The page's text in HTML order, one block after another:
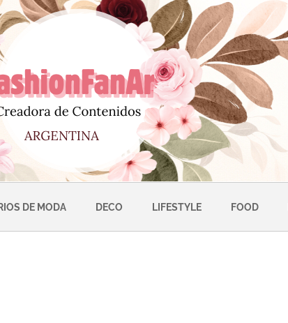
DE MODA DECO LIFESTYLE FOOD